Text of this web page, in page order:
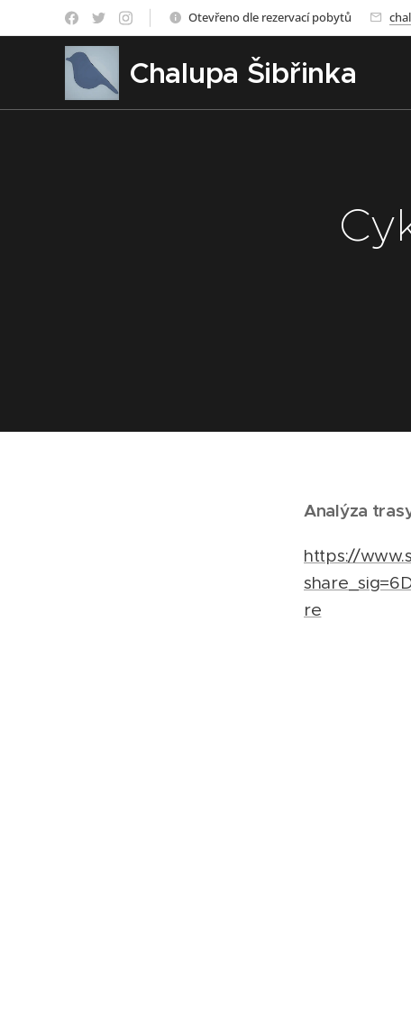
Otevřeno dle rezervací pobytů
Chalupa Šibřinka
Analýza
https://
re